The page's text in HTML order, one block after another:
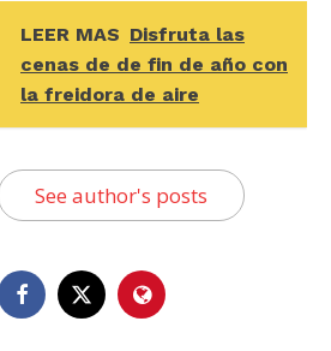
LEER MAS Disfruta las
cenas de de fin de año con
la freidora de aire
See author's posts